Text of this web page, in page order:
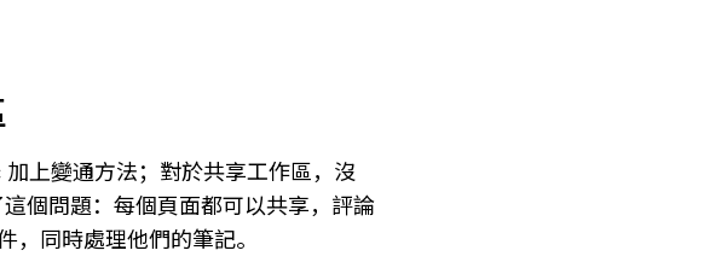
上變通方法；對於共享工作區，沒
個問題：每個頁面都可以共享，評論
同時處理他們的筆記。